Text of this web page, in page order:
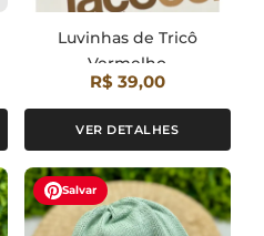
Luvinhas de Tricô
Vermelho
R$ 39,00
VER DETALHES
Salvar